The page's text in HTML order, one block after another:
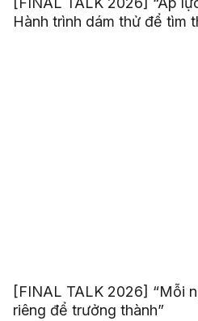
Hành trình dám thử để tìm
[FINAL TALK 2026] “Mỗi
riêng để trưởng thành”